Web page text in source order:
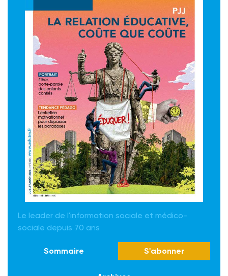
Le leader de l'information sociale et médico-
sociale depuis 70 ans
Sommaire S'abonner